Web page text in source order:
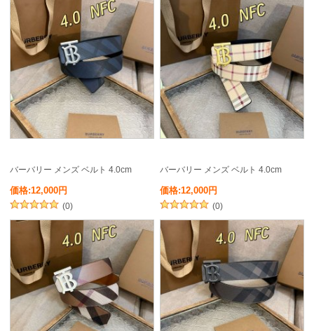
バーバリー メンズ ベルト 4.0cm
価格:12,000円
(0)
バーバリー メンズ ベルト 4.0cm
価格:12,000円
(0)